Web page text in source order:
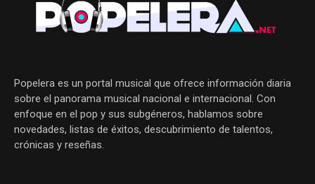
Popelera es un portal musical que ofrece información diaria
sobre el panorama musical nacional e internacional. Con
enfoque en el pop y sus subgéneros, hablamos sobre
novedades, listas de éxitos, descubrimiento de talentos,
crónicas y reseñas.